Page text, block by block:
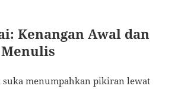
Kenangan Awal dan
suka menumpahkan pikiran lewat